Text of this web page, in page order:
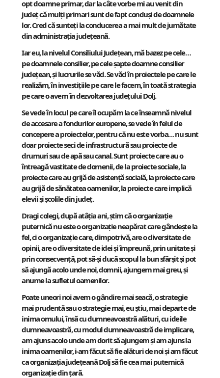
opt doamne primar, dar la câte vorbe mi au venit din
județ că mulți primari sunt de fapt conduși de doamnele
lor. Cred că sunteți la conducerea a mai mult de jumătate
din administrația județeană.
Iar eu, la nivelul Consiliului Județean, mă bazez pe cele…
pe doamnele consilier, pe cele șapte doamne consilier
județean, și lucrurile se văd. Se văd în proiectele pe care le
realizăm, în investițiile pe care le facem, în toată strategia
pe care o avem în dezvoltarea județului Dolj.
Se vede în locul pe care îl ocupăm la ce înseamnă nivelul
de accesare a fondurilor europene, se vede în felul de
concepere a proiectelor, pentru că nu este vorba… nu sunt
doar proiecte seci de infrastructură sau proiecte de
drumuri sau de apă sau canal. Sunt proiecte care au o
întreagă vastitate de domenii, de la proiecte sociale, la
proiecte care au grijă de asistență socială, la proiecte care
au grijă de sănătatea oamenilor, la proiecte care implică
elevii și școlile din județ.
Dragi colegi, după atâția ani, știm că o organizație
puternică nu este o organizație neapărat care gândește la
fel, ci o organizație care, dimpotrivă, are o diversitate de
opinii, are o diversitate de idei și împreună, prin unitate și
prin consecvență, pot să-și ducă scopul la bun sfârșit și pot
să ajungă acolo unde noi, domnii, ajungem mai greu, și
anume la sufletul oamenilor.
Poate uneori noi avem o gândire mai seacă, o strategie
mai prudentă sau o strategie mai, eu știu, mai departe de
inima omului, însă cu dumneavoastră alături, cu ideile
dumneavoastră, cu modul dumneavoastră de implicare,
am ajuns acolo unde am dorit să ajungem și am ajuns la
inima oamenilor, i-am făcut să fie alături de noi și am făcut
ca organizația județeană Dolj să fie cea mai puternică
organizație din țară.